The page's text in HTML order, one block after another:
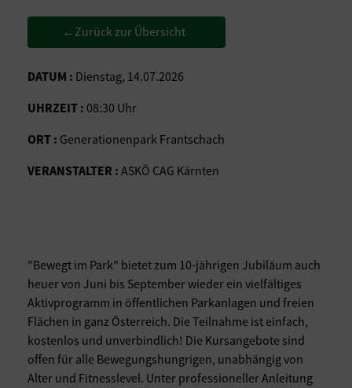
←Zurück zur Übersicht
DATUM : Dienstag, 14.07.2026
UHRZEIT : 08:30 Uhr
ORT : Generationenpark Frantschach
VERANSTALTER : ASKÖ CAG Kärnten
"Bewegt im Park" bietet zum 10-jährigen Jubiläum auch
heuer von Juni bis September wieder ein vielfältiges
Aktivprogramm in öffentlichen Parkanlagen und freien
Flächen in ganz Österreich. Die Teilnahme ist einfach,
kostenlos und unverbindlich! Die Kursangebote sind
offen für alle Bewegungshungrigen, unabhängig von
Alter und Fitnesslevel. Unter professioneller Anleitung